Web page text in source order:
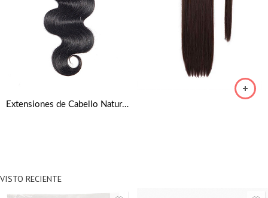
Extensiones de Cabello Natural Cortina Ondulado
VISTO RECIENTE